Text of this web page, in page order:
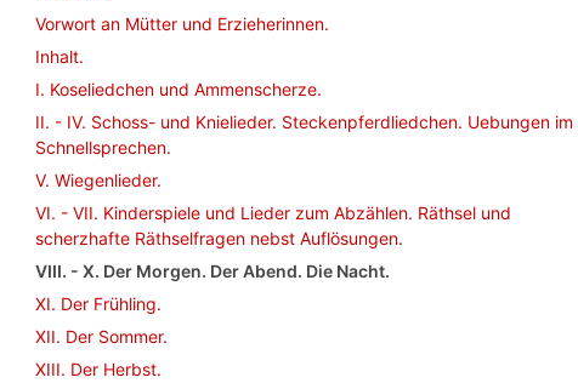
Vorwort an Mütter und Erzieherinnen.
Inhalt.
I. Koseliedchen und Ammenscherze.
II. - IV. Schoss- und Knielieder. Steckenpferdliedchen. Uebungen im
Schnellsprechen.
V. Wiegenlieder.
VI. - VII. Kinderspiele und Lieder zum Abzählen. Räthsel und
scherzhafte Räthselfragen nebst Auflösungen.
VIII. - X. Der Morgen. Der Abend. Die Nacht.
XI. Der Frühling.
XII. Der Sommer.
XIII. Der Herbst.